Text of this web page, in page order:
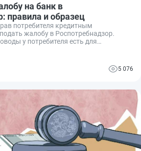
на банк в
правила и образец
потребителя кредитным
жалобу в Роспотребнадзор.
у потребителя есть для
5 076